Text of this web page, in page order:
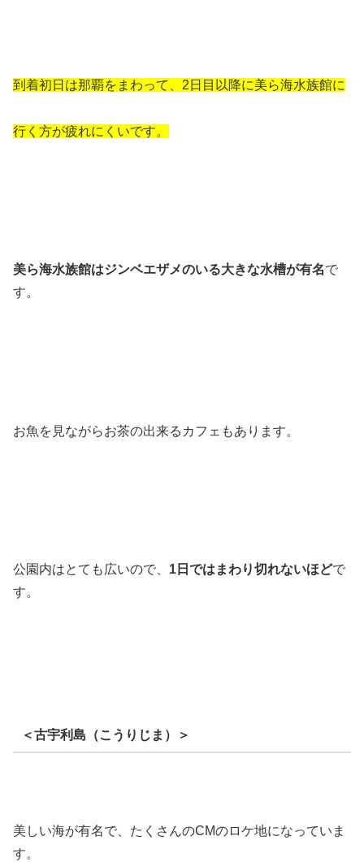
到着初日は那覇をまわって、2日目以降に美ら海水族館に
行く方が疲れにくいです。
美ら海水族館はジンベエザメのいる大きな水槽が有名で
す。
お魚を見ながらお茶の出来るカフェもあります。
公園内はとても広いので、 1日ではまわり切れないほどで
す。
＜古宇利島（こうりじま）＞
美しい海が有名で、たくさんのCMのロケ地になっていま
す。